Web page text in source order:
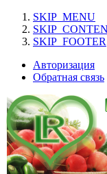
SKIP_MENU
SKIP_FOOTER
Авторизация
Обратная связь